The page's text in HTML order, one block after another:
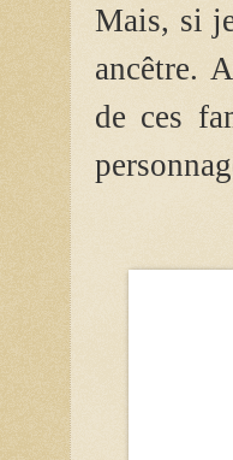
Mais, si
ancêtre.
de ces